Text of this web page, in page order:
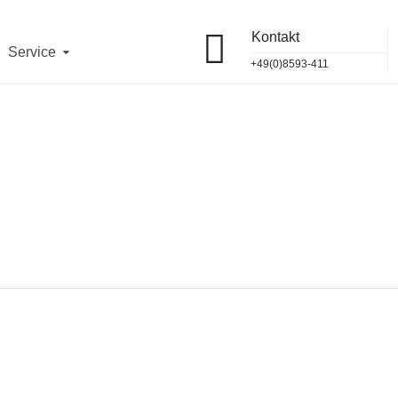
Service
Kontakt
+49(0)8593-411
Uhr telefonisch und vor Ort erreichbar.
jeweils von